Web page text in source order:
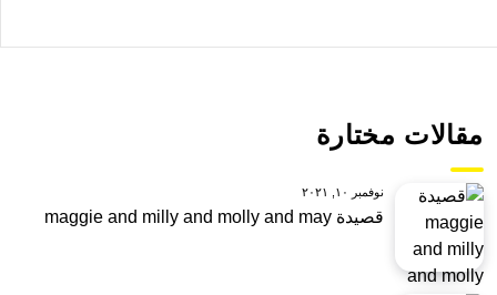
مقالات مختارة
نوفمبر ١٠, ٢٠٢١
قصيدة maggie and milly and molly and may